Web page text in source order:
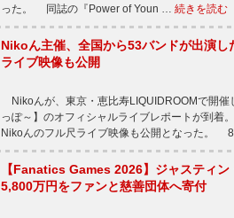
った。 同誌の『Power of Youn … 続きを読む
Nikoん主催、全国から53バンドが出演し
ライブ映像も公開
Nikoんが、東京・恵比寿LIQUIDROOMで開催
っぽ～】のオフィシャルライブレポートが到着
Nikoんのフル尺ライブ映像も公開となった。
【Fanatics Games 2026】ジャスティ
5,800万円をファンと慈善団体へ寄付